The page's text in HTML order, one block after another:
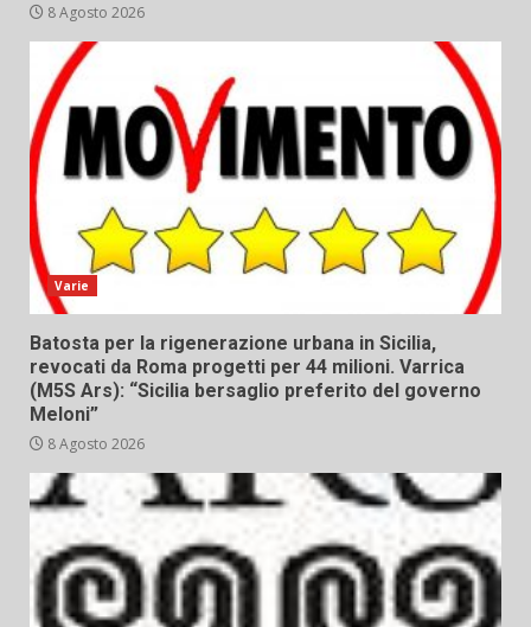
8 Agosto 2026
Varie
Batosta per la rigenerazione urbana in Sicilia,
revocati da Roma progetti per 44 milioni. Varrica
(M5S Ars): “Sicilia bersaglio preferito del governo
Meloni”
8 Agosto 2026